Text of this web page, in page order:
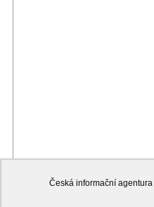
Česká informační